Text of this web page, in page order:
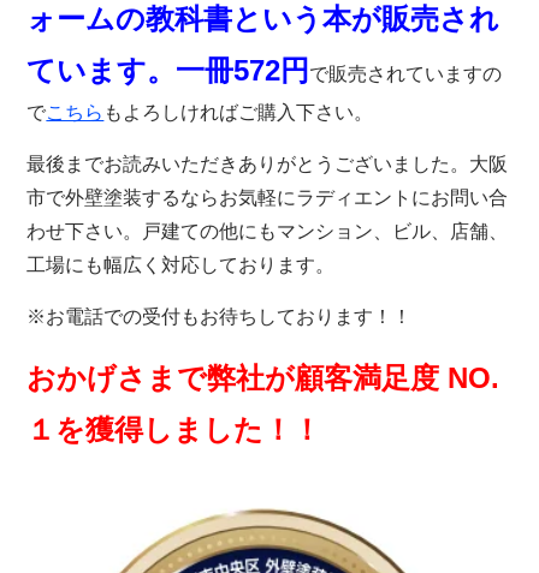
ォームの教科書という本が販売され
ています。一冊572円 で販売されていますの
でこちら もよろしければご購入下さい。
最後までお読みいただきありがとうございました。大阪
市で外壁塗装するならお気軽にラディエントにお問い合
わせ下さい。戸建ての他にもマンション、ビル、店舗、
工場にも幅広く対応しております。
※お電話での受付もお待ちしております！！
おかげさまで弊社が顧客満足度 NO.
１を獲得しました！！